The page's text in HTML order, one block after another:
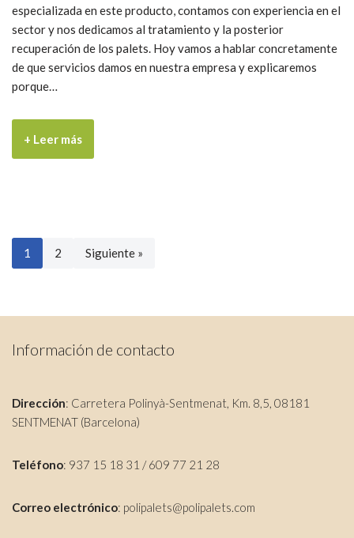
especializada en este producto, contamos con experiencia en el
sector y nos dedicamos al tratamiento y la posterior
recuperación de los palets. Hoy vamos a hablar concretamente
de que servicios damos en nuestra empresa y explicaremos
porque…
+ Leer más
1 2 Siguiente »
Información de contacto
Dirección: Carretera Polinyà-Sentmenat, Km. 8,5, 08181
SENTMENAT (Barcelona)
Teléfono: 937 15 18 31 / 609 77 21 28
Correo electrónico: polipalets@polipalets.com